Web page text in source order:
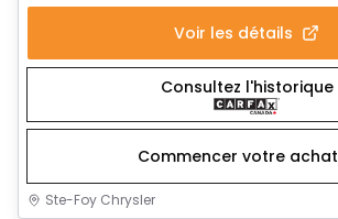
Voir les détails
Consultez l'historique
Commencer votre achat
Ste-Foy Chrysler